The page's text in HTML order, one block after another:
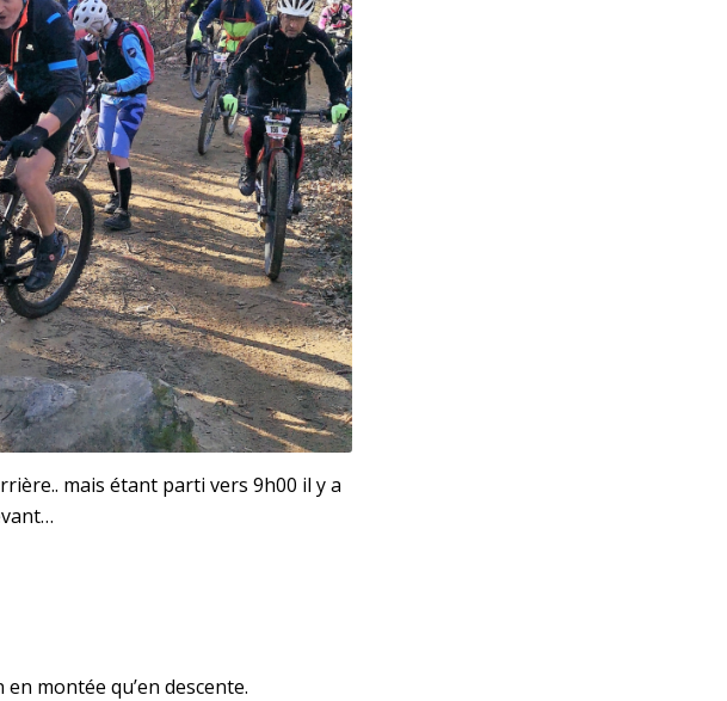
mais étant parti vers 9h00 il y a
montée qu’en descente.